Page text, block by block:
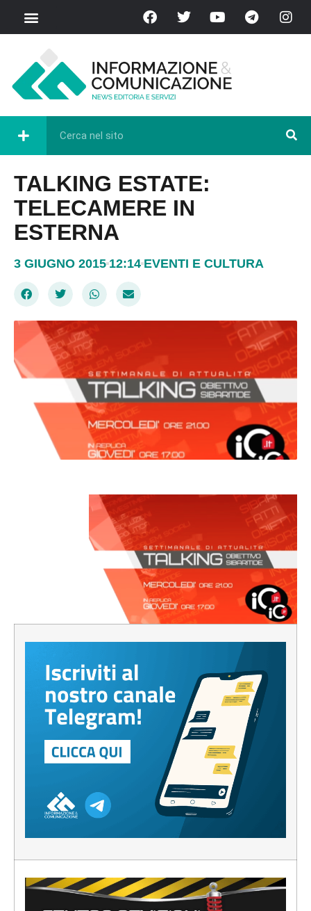
TALKING ESTATE:
TELECAMERE IN
ESTERNA
3 GIUGNO 2015 12:14 EVENTI E CULTURA